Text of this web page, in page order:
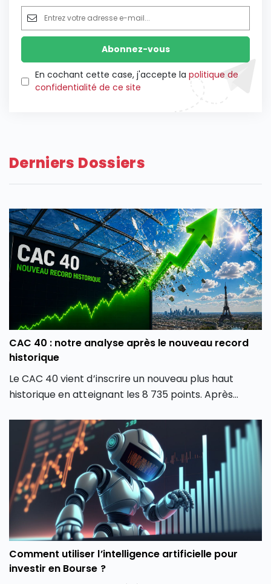
En cochant cette case, j'accepte la politique de
confidentialité de ce site
Derniers Dossiers
CAC 40 : notre analyse après le nouveau record
historique
Le CAC 40 vient d’inscrire un nouveau plus haut
historique en atteignant les 8 735 points. Après
parisien semble avoir retrouvé une dynamique
haussière en dépassant son précédent record de
février 2026. Comment expliquer cette envolée du
CAC 40 ? Quels secteurs tirent actuellement l’indice
parisien ? Et surtout, cette hausse du CAC 40 peut-
elle encore se poursuivre ou faut-il s’attendre à une
phase de consolidation ?
Comment utiliser l’intelligence artificielle pour
investir en Bourse ?